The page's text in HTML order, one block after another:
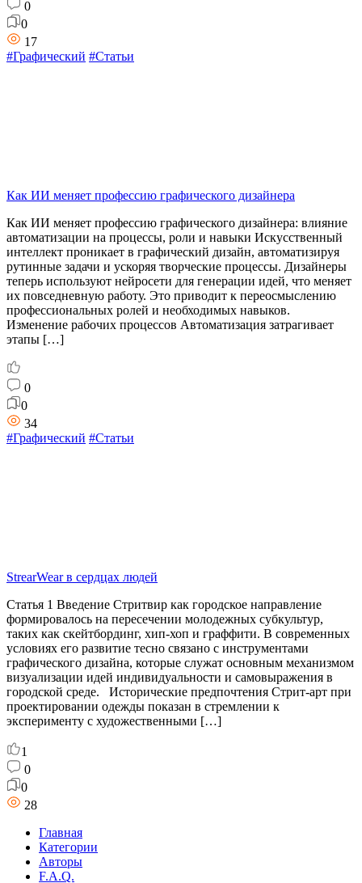
0
0
17
#Графический #Статьи
Как ИИ меняет профессию графического дизайнера
Как ИИ меняет профессию графического дизайнера: влияние
автоматизации на процессы, роли и навыки Искусственный
интеллект проникает в графический дизайн, автоматизируя
рутинные задачи и ускоряя творческие процессы. Дизайнеры
теперь используют нейросети для генерации идей, что меняет
их повседневную работу. Это приводит к переосмыслению
профессиональных ролей и необходимых навыков. ​
Изменение рабочих процессов Автоматизация затрагивает
этапы […]
0
0
34
#Графический #Статьи
StrearWear в сердцах людей
Статья 1 Введение Стритвир как городское направление
формировалось на пересечении молодежных субкультур,
таких как скейтбординг, хип-хоп и граффити. В современных
условиях его развитие тесно связано с инструментами
графического дизайна, которые служат основным механизмом
визуализации идей индивидуальности и самовыражения в
городской среде.​ Исторические предпочтения Стрит-арт при
проектировании одежды показан в стремлении к
эксперименту с художественными […]
1
0
0
28
Главная
Категории
Авторы
F.A.Q.